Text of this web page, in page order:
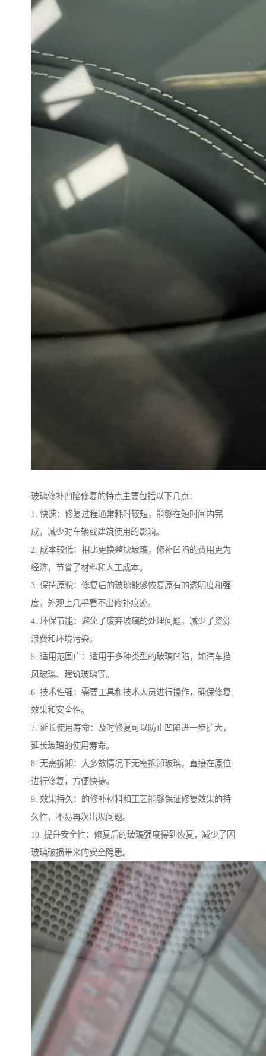
玻璃修补凹陷修复的特点主要包括以下几点：
1. 快速：修复过程通常耗时较短，能够在短时间内完
成，减少对车辆或建筑使用的影响。
2. 成本较低：相比更换整块玻璃，修补凹陷的费用更为
经济，节省了材料和人工成本。
3. 保持原貌：修复后的玻璃能够恢复原有的透明度和强
度，外观上几乎看不出修补痕迹。
4. 环保节能：避免了废弃玻璃的处理问题，减少了资源
浪费和环境污染。
5. 适用范围广：适用于多种类型的玻璃凹陷，如汽车挡
风玻璃、建筑玻璃等。
6. 技术性强：需要工具和技术人员进行操作，确保修复
效果和安全性。
7. 延长使用寿命：及时修复可以防止凹陷进一步扩大，
延长玻璃的使用寿命。
8. 无需拆卸：大多数情况下无需拆卸玻璃，直接在原位
进行修复，方便快捷。
9. 效果持久：的修补材料和工艺能够保证修复效果的持
久性，不易再次出现问题。
10. 提升安全性：修复后的玻璃强度得到恢复，减少了因
玻璃破损带来的安全隐患。